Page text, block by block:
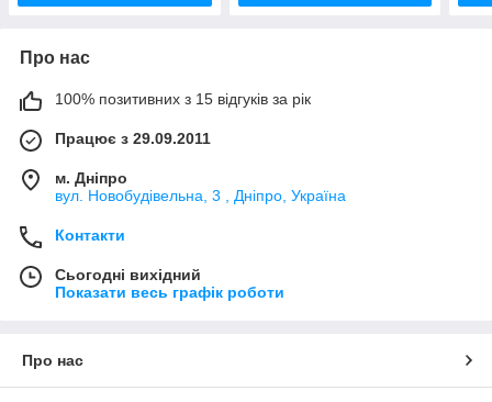
Про нас
100% позитивних з 15 відгуків за рік
Працює з 29.09.2011
м. Дніпро
вул. Новобудівельна, 3 , Дніпро, Україна
Контакти
Сьогодні вихідний
Показати весь графік роботи
Про нас